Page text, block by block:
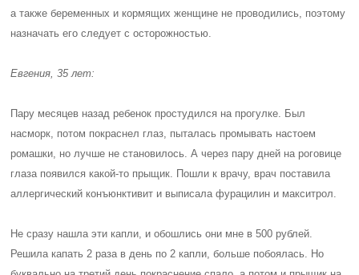
а также беременных и кормящих женщине не проводились, поэтому
назначать его следует с осторожностью.
Евгения, 35 лет:
Пару месяцев назад ребенок простудился на прогулке. Был
насморк, потом покраснел глаз, пыталась промывать настоем
ромашки, но лучше не становилось. А через пару дней на роговице
глаза появился какой-то прыщик. Пошли к врачу, врач поставила
аллергический конъюнктивит и выписала фурацилин и макситрол.
Не сразу нашла эти капли, и обошлись они мне в 500 рублей.
Решила капать 2 раза в день по 2 капли, больше побоялась. Но